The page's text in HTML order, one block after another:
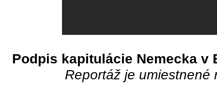
Podpis kapitulácie Nemecka v
Reportáž je umiestnené